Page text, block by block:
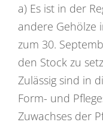
a) Es ist in der
andere Gehölze
zum 30.
den Stock zu
Zulässig sind in
Form- und
Zuwachses der